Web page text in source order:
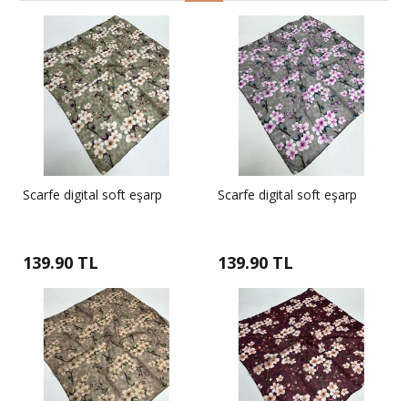
Scarfe digital soft eşarp
139.90 TL
Scarfe digital soft eşarp
139.90 TL